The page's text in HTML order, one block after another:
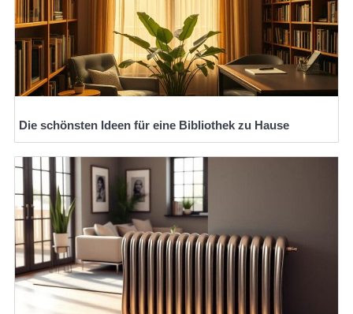
Die schönsten Ideen für eine Bibliothek zu Hause